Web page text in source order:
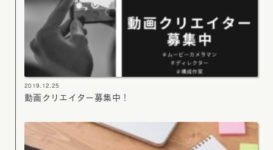
2019.12.25
動画クリエイター募集中！